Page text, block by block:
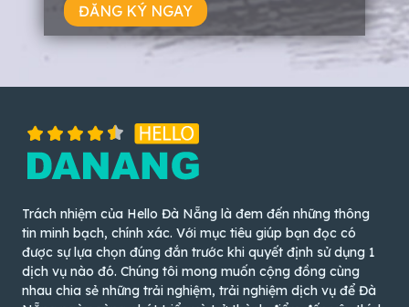
ĐĂNG KÝ NGAY
Trách nhiệm của Hello Đà Nẵng là đem đến những thông
tin minh bạch, chính xác. Với mục tiêu giúp bạn đọc có
được sự lựa chọn đúng đắn trước khi quyết định sử dụng 1
dịch vụ nào đó. Chúng tôi mong muốn cộng đồng cùng
nhau chia sẻ những trải nghiệm, trải nghiệm dịch vụ để Đà